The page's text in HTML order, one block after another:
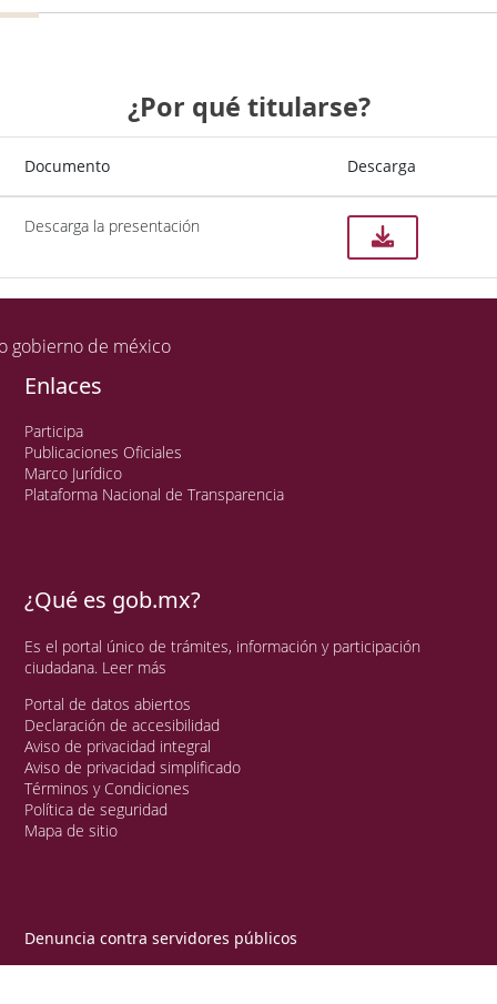
¿Por qué titularse?
Documento Descarga
Descarga la presentación
Enlaces
Participa
Publicaciones Oficiales
Marco Jurídico
Plataforma Nacional de Transparencia
¿Qué es gob.mx?
Es el portal único de trámites, información y participación
ciudadana. Leer más
Portal de datos abiertos
Declaración de accesibilidad
Aviso de privacidad integral
Aviso de privacidad simplificado
Términos y Condiciones
Política de seguridad
Mapa de sitio
Denuncia contra servidores públicos